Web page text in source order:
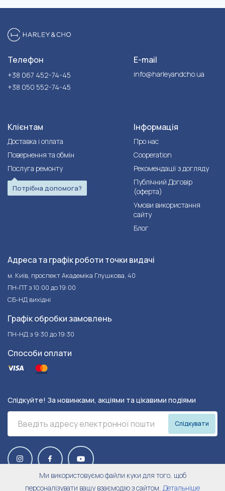
Телефон
+38 067 452-74-45
+38 050 552-74-45
E-mail
info@harleyandcho.ua
Клієнтам
Доставка і оплата
Повернення та обмін
Послуга ремонту
Потрібна допомога?
Інформація
Про нас
Cooperation
Рекомендації з догляду
Публічний Договір
(оферта)
Умови використання
сайту
Блог
Адреса та графік роботи точки видачі
м. Київ, проспект Академіка Глушкова, 40
ПН-ПТ з 10:00 до 19:00
СБ-НД вихідні
Графік обробки замовлень
ПН-НД з 9:30 до 19:30
Способи оплати
Слідкуйте! За новинками, акціями та цікавими подіями
Слідкувати
Ми використовуємо файли куки для того, щоб
персоналізувати вашу взаємодію з сайтом, Детальніше